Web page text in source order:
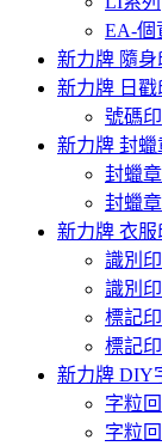
EA-個
新力牌 隨身
新力牌 日戳
號碼印
新力牌 封蠟
封蠟
封蠟
新力牌 衣服
識別
識別
標記
標記
新力牌 DIY
字粒
字粒